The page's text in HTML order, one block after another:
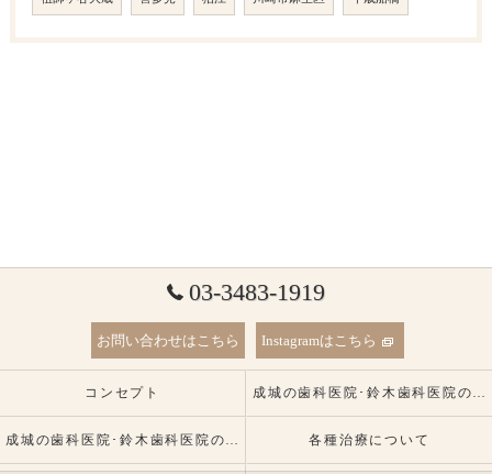
03-3483-1919
お問い合わせはこちら Instagramはこちら
コンセプト 成城の歯科医院･鈴木歯科医院の口コミ情報
成城の歯科医院･鈴木歯科医院の患者様の声 各種治療について